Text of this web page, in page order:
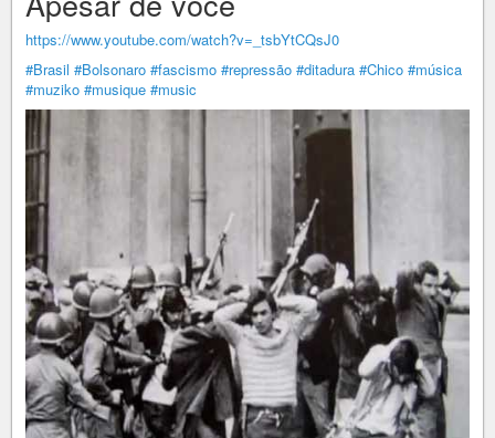
https://www.youtube.com/watch?v=_tsbYtCQsJ0
#Brasil #Bolsonaro #fascismo #repressão #ditadura #Chico #música
#muziko #musique #music